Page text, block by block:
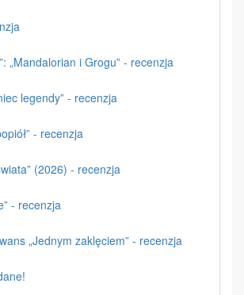
„Mandalorian i Grogu” - recenzja
legendy” - recenzja
- recenzja
(2026) - recenzja
- recenzja
„Jednym zaklęciem” - recenzja